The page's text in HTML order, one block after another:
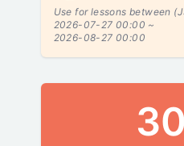
Use for lessons between
2026-07-27 00:00 ~
2026-08-27 00:00
30